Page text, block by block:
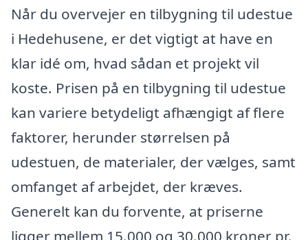
Når du overvejer en tilbygning til udestue
i Hedehusene, er det vigtigt at have en
klar idé om, hvad sådan et projekt vil
koste. Prisen på en tilbygning til udestue
kan variere betydeligt afhængigt af flere
faktorer, herunder størrelsen på
udestuen, de materialer, der vælges, samt
omfanget af arbejdet, der kræves.
Generelt kan du forvente, at priserne
ligger mellem 15.000 og 30.000 kroner pr.